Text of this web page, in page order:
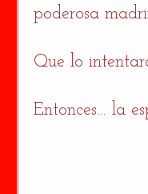
poderosa
Que lo
Entonces… la